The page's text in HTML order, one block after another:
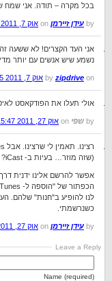
בכל מקרה – תודה. אני שמח
by עידן זיירמן אוק 7, 2011 at 16:41
אני העד הקצרים! לא ששעה
נשמע שיש אנשים עם יותר
by zipdrive on אוק 7, 2011 at 23:15
אולי תעלו את הפודקאסט
by שפי אוק 27, 2011 at 15:47
(שזה מוזר… בעיות ב- iCast? זה לא שאנחנו הפודקאסט הראשון שעולה משם).
לנו להופיע ב"חנות" שלהם.
כשנרשמתי.
by עידן זיירמן אוק 27, 2011 at 16:10
Leave a Reply
Name (required)